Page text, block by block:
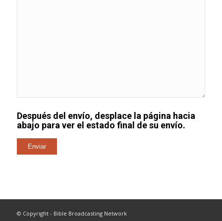
Después del envío, desplace la página hacia
abajo para ver el estado final de su envío.
© Copyright - Bible Broadcasting Network